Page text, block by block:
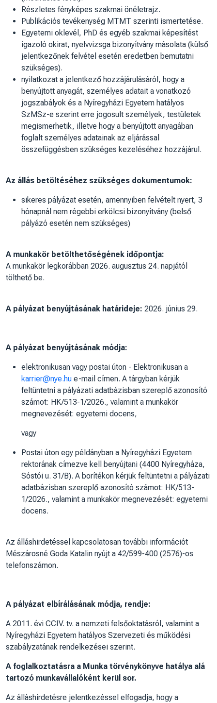
Részletes fényképes szakmai önéletrajz.
Publikációs tevékenység MTMT szerinti ismertetése.
Egyetemi oklevél, PhD és egyéb szakmai képesítést
igazoló okirat, nyelvvizsga bizonyítvány másolata (külső
jelentkezőnek felvétel esetén eredetben bemutatni
szükséges).
nyilatkozat a jelentkező hozzájárulásáról, hogy a
benyújtott anyagát, személyes adatait a vonatkozó
jogszabályok és a Nyíregyházi Egyetem hatályos
SzMSz-e szerint erre jogosult személyek, testületek
megismerhetik, illetve hogy a benyújtott anyagában
foglalt személyes adatainak az eljárással
összefüggésben szükséges kezeléséhez hozzájárul.
Az állás betöltéséhez szükséges dokumentumok:
sikeres pályázat esetén, amennyiben felvételt nyert, 3
hónapnál nem régebbi erkölcsi bizonyítvány (belső
pályázó esetén nem szükséges)
A munkakör betölthetőségének időpontja:
A munkakör legkorábban 2026. augusztus 24. napjától
tölthető be.
A pályázat benyújtásának határideje: 2026. június 29.
A pályázat benyújtásának módja:
elektronikusan vagy postai úton - Elektronikusan a
karrier@nye.hu e-mail címen. A tárgyban kérjük
feltüntetni a pályázati adatbázisban szereplő azonosító
számot: HK/513-1/2026., valamint a munkakör
megnevezését: egyetemi docens,
vagy
Postai úton egy példányban a Nyíregyházi Egyetem
rektorának címezve kell benyújtani (4400 Nyíregyháza,
Sóstói u. 31/B). A borítékon kérjük feltüntetni a pályázati
adatbázisban szereplő azonosító számot: HK/513-
1/2026., valamint a munkakör megnevezését: egyetemi
docens.
Az álláshirdetéssel kapcsolatosan további információt
Mészárosné Goda Katalin nyújt a 42/599-400 (2576)-os
telefonszámon.
A pályázat elbírálásának módja, rendje:
A 2011. évi CCIV. tv. a nemzeti felsőoktatásról, valamint a
Nyíregyházi Egyetem hatályos Szervezeti és működési
szabályzatának rendelkezései szerint.
A foglalkoztatásra a Munka törvénykönyve hatálya alá
tartozó munkavállalóként kerül sor.
Az álláshirdetésre jelentkezéssel elfogadja, hogy a